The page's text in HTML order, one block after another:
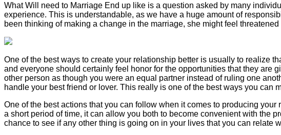
What Will need to Marriage End up like is a question asked by many
experience. This is understandable, as we have a huge amount of
been thinking of making a change in the marriage, she might feel
One of the best ways to create your relationship better is usually to realize
and everyone should certainly feel honor for the opportunities that they are
other person as though you were an equal partner instead of ruling one
handle your best friend or lover. This really is one of the best ways you can
One of the best actions that you can follow when it comes to producing
a short period of time, it can allow you both to become convenient with the
chance to see if any other thing is going on in your lives that you can relate